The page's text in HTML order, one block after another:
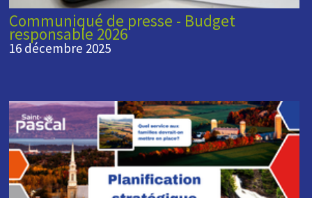
Communiqué de presse - Budget
responsable 2026
16 décembre 2025